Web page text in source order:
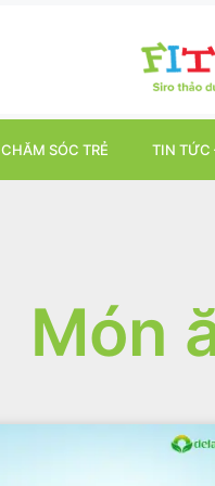
CHĂM SÓC TRẺ TIN TỨC
Món